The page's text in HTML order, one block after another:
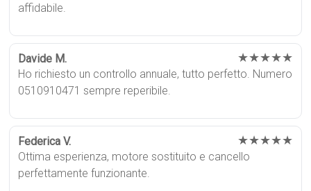
affidabile.
Davide M. ★★★★★
Ho richiesto un controllo annuale, tutto perfetto. Numero
0510910471 sempre reperibile.
Federica V. ★★★★★
Ottima esperienza, motore sostituito e cancello
perfettamente funzionante.